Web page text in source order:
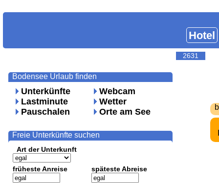
Unterkünfte
Lastminute
Pauschalen
Webcam
Wetter
Orte am See
Bodensee Urlaub finden
Art der Unterkunft
früheste Anreise späteste Abreise
Freie Unterkünfte suchen
Hotel
2631